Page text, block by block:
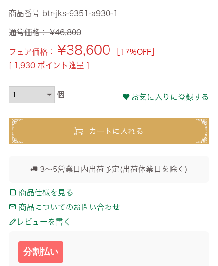
商品番号 btr-jks-9351-a930-1
通常価格： ¥46,800
フェア価格： ¥38,600
［17%OFF］
[ 1,930 ポイント進呈 ]
お気に入りに登録する
カートに入れる
3～5営業日内出荷予定(出荷休業日を除く)
商品仕様を見る
商品についてのお問い合わせ
レビューを書く
分割払い